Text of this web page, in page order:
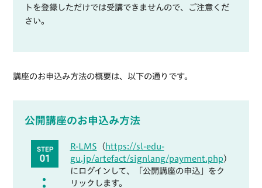
トを登録しただけでは受講できませんので、ご注意くだ
さい。
講座のお申込み方法の概要は、以下の通りです。
公開講座のお申込み方法
R-LMS （ https://sl-edu-
gu.jp/artefact/signlang/payment.php）
にログインして、「公開講座の申込」をク
リックします。